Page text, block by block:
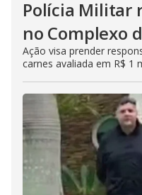
Polícia Militar
no Complexo
Ação visa prender
carnes avaliada em R$ 1